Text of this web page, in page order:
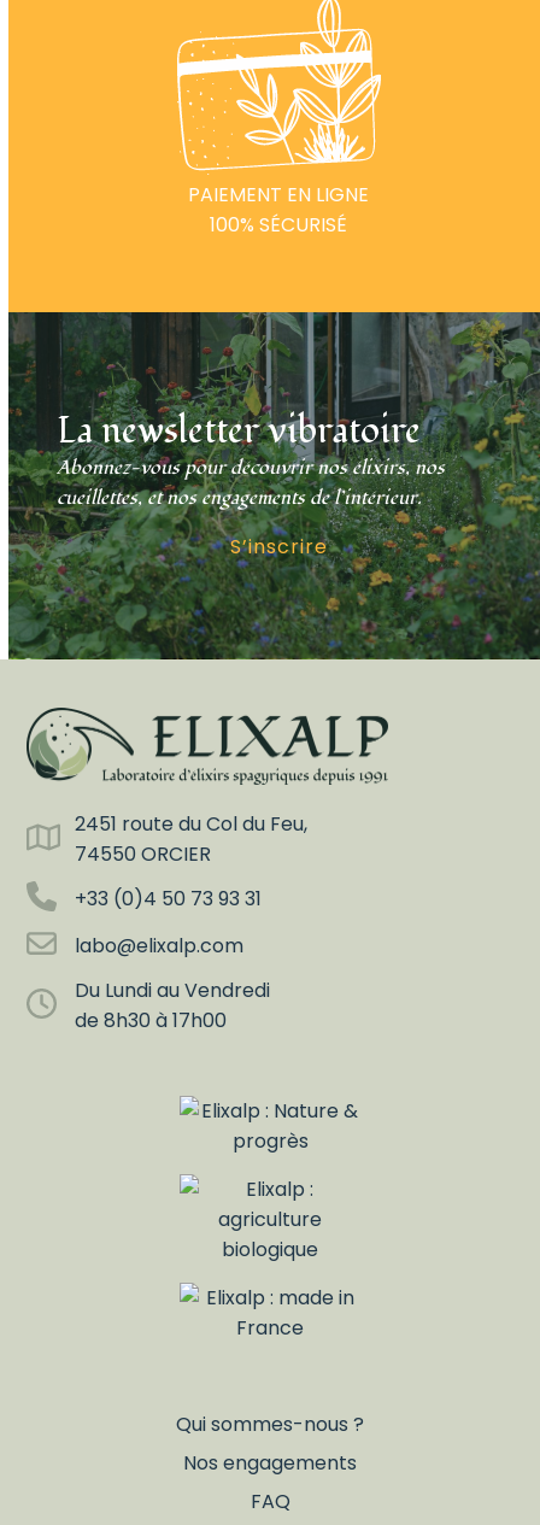
PAIEMENT EN LIGNE
100% SÉCURISÉ
La newsletter vibratoire
Abonnez-vous pour découvrir nos élixirs, nos
cueillettes, et nos engagements de l’intérieur.
S’inscrire
2451 route du Col du Feu,
74550 ORCIER
+33 (0)4 50 73 93 31
labo@elixalp.com
Du Lundi au Vendredi
de 8h30 à 17h00
Qui sommes-nous ?
Nos engagements
FAQ